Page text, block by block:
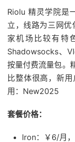
Riolu 精灵学院是
立，线路为三网
家机场比较有特
Shadowsocks、
按量付费流量包。
比整体很高，新
用：New2025
套餐价格：
Iron：￥6/月